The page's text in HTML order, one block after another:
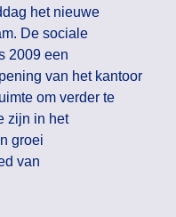
het nieuwe
De sociale
2009 een
van het kantoor
om verder te
zijn in het
groei
van